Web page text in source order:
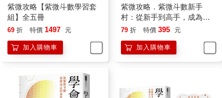
則退一步創造適合自己的環境。如果還有不足的地方，可以利用
各種方式，將環境對我們的災害阻擋起來，或者說將我們自己藏
好，不要受到外面環境的影響，就可以逐步改善自己的狀況。
紫微斗數十二宮中的田宅宮，說的就是自己與「家」的關係，包
含了家世背景與家人關係，以及居家環境對我們的影響。而且紫
微斗數中有個很重要的觀念──十二宮是連動的，例如巨門在命宮
的人，他的田宅宮一定有七殺，所以巨門的人雖然心地善良個性
敦厚，跟家人的關係卻往往是緊張的。因為七殺的對面一定是天
紫微攻略【紫微斗數學習套
組】全五冊
69 折 特價 1497 元
加入購物車
紫微攻略．紫微斗數新手
村：從新手到高手，成為命
理大師的解盤邏輯和訣竅！
79 折 特價 395 元
加入購物車